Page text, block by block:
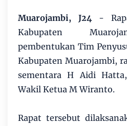
Muarojambi, J24-
Kabupaten
pembentukan Tim
Kabupaten Muarojambi,
sementara H Aidi
Wakil Ketua M Wiranto.
Rapat tersebut